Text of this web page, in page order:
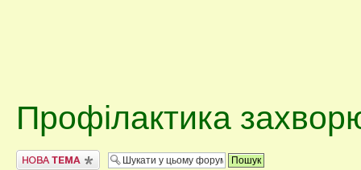
Профілактика
Створити нову тему